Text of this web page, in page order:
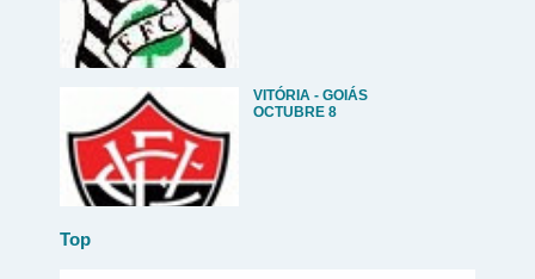
VITÓRIA - GOIÁS
OCTUBRE 8
Top